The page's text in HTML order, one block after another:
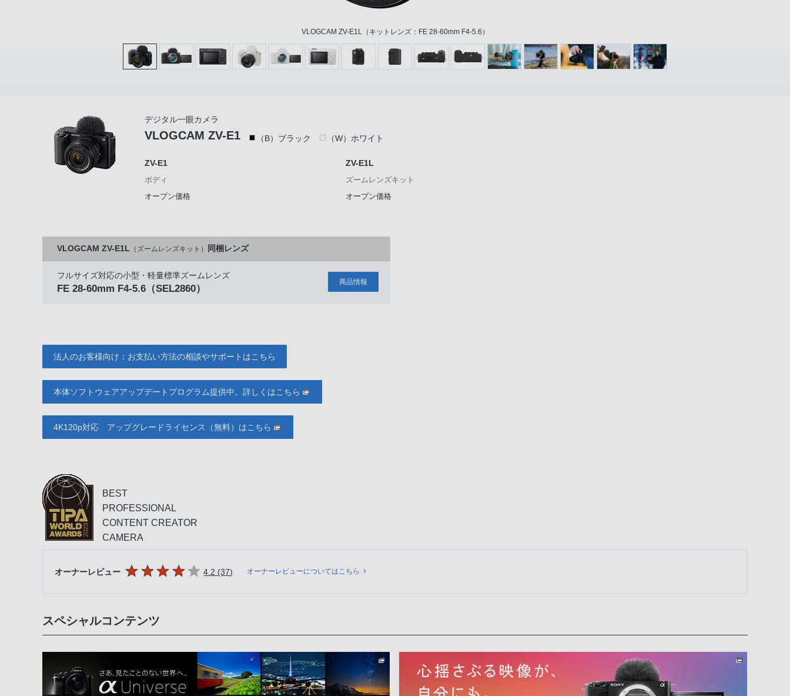
VLOGCAM ZV-E1L（キットレンズ：FE 28-60mm F4-5.6）
デジタル一眼カメラ
VLOGCAM ZV-E1 （B）ブラック （W）ホワイト
ZV-E1
ボディ
オープン価格
ZV-E1L
ズームレンズキット
オープン価格
VLOGCAM ZV-E1L （ズームレンズキット） 同梱レンズ
フルサイズ対応の小型・軽量標準ズームレンズ
FE 28-60mm F4-5.6 （SEL2860）
商品情報
法人のお客様向け：お支払い方法の相談やサポートはこちら
本体ソフトウェアアップデートプログラム提供中。詳しくはこちら
4K120p対応 アップグレードライセンス（無料）はこちら
BEST
PROFESSIONAL
CONTENT CREATOR
CAMERA
オーナーレビュー 5つの星のうち
4.2 (37件のレビュー
) オーナーレビューについてはこちら
スペシャルコンテンツ